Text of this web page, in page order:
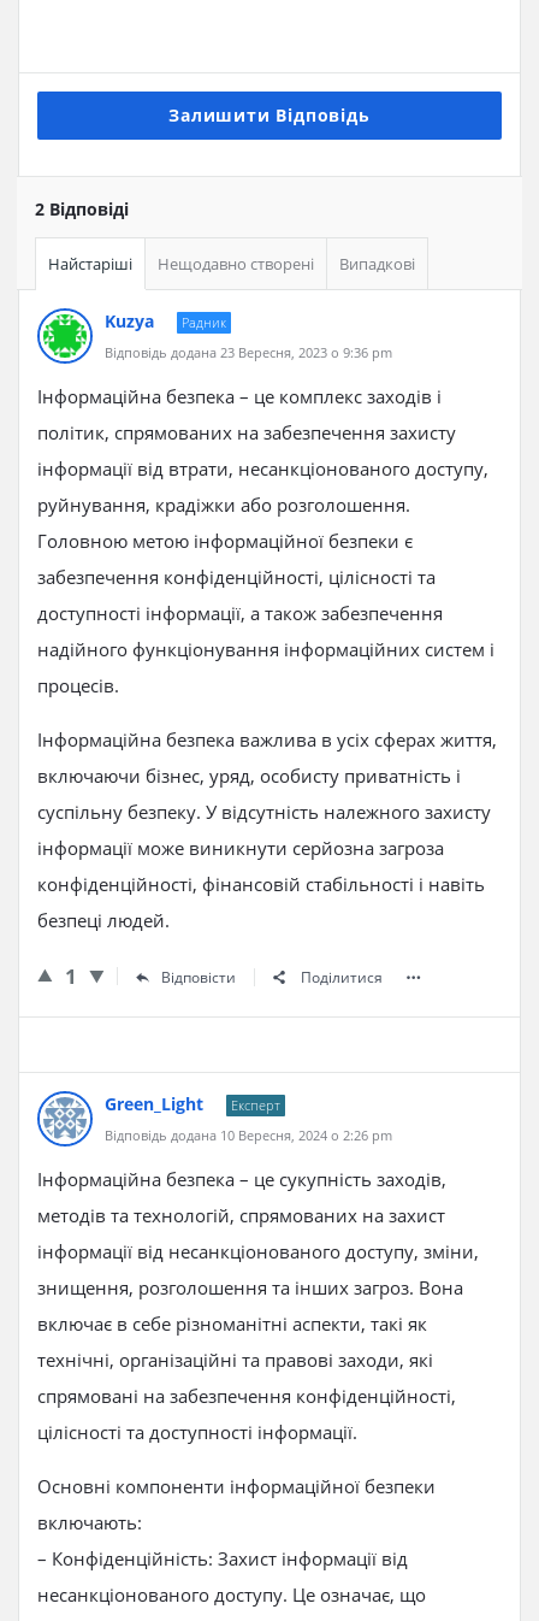
Залишити Відповідь
2 Відповіді
Найстаріші Нещодавно створені Випадкові
Kuzya
Радник
Відповідь додана 23 Вересня, 2023 о 9:36 pm
Інформаційна безпека – це комплекс заходів і
політик, спрямованих на забезпечення захисту
інформації від втрати, несанкціонованого доступу,
руйнування, крадіжки або розголошення.
Головною метою інформаційної безпеки є
забезпечення конфіденційності, цілісності та
доступності інформації, а також забезпечення
надійного функціонування інформаційних систем і
процесів.
Інформаційна безпека важлива в усіх сферах життя,
включаючи бізнес, уряд, особисту приватність і
суспільну безпеку. У відсутність належного захисту
інформації може виникнути серйозна загроза
конфіденційності, фінансовій стабільності і навіть
безпеці людей.
1 Відповісти Поділитися
Green_Light
Експерт
Відповідь додана 10 Вересня, 2024 о 2:26 pm
Інформаційна безпека – це сукупність заходів,
методів та технологій, спрямованих на захист
інформації від несанкціонованого доступу, зміни,
знищення, розголошення та інших загроз. Вона
включає в себе різноманітні аспекти, такі як
технічні, організаційні та правові заходи, які
спрямовані на забезпечення конфіденційності,
цілісності та доступності інформації.
Основні компоненти інформаційної безпеки
включають:
– Конфіденційність: Захист інформації від
несанкціонованого доступу. Це означає, що